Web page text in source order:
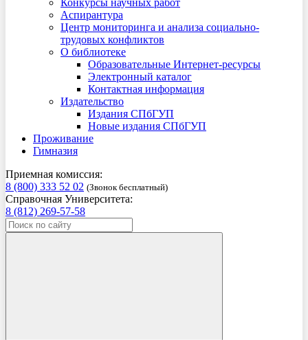
Конкурсы научных работ
Аспирантура
Центр мониторинга и анализа социально-
трудовых конфликтов
О библиотеке
Образовательные Интернет-ресурсы
Электронный каталог
Контактная информация
Издательство
Издания СПбГУП
Новые издания СПбГУП
Проживание
Гимназия
Приемная комиссия:
8 (800) 333 52 02 (Звонок бесплатный)
Справочная Университета:
8 (812) 269-57-58